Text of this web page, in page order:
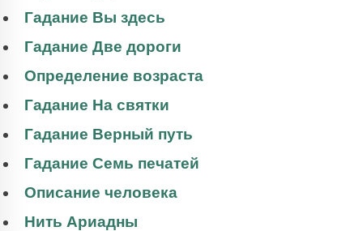
Гадание Вы здесь
Гадание Две дороги
Определение возраста
Гадание На святки
Гадание Верный путь
Гадание Семь печатей
Описание человека
Нить Ариадны